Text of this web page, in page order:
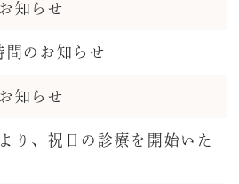
知らせ
間のお知らせ
知らせ
り、祝日の診療を開始いた